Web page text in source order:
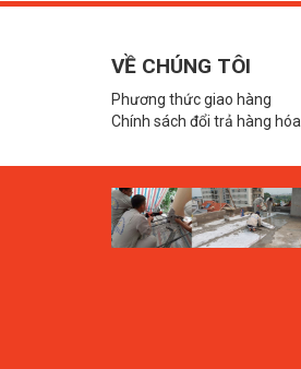
VỀ CHÚNG TÔI
Phương thức giao hàng
Chính sách đổi trả hàng hóa